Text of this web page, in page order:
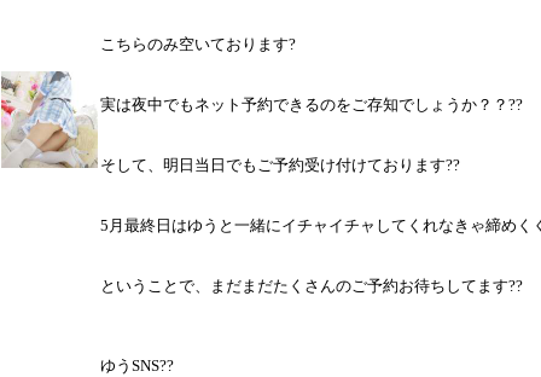
こちらのみ空いております?
実は夜中でもネット予約できるのをご存知でしょうか？？??
そして、明日当日でもご予約受け付けております??
5月最終日はゆうと一緒にイチャイチャしてくれなきゃ締めく
ということで、まだまだたくさんのご予約お待ちしてます??
ゆうSNS??